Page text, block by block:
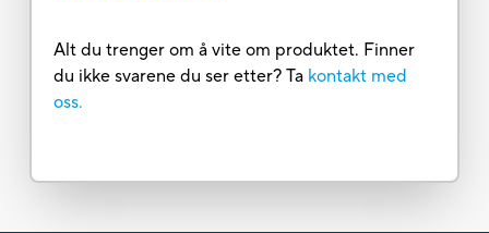
Alt du trenger om å vite om produktet. Finner
du ikke svarene du ser etter? Ta kontakt med
oss.